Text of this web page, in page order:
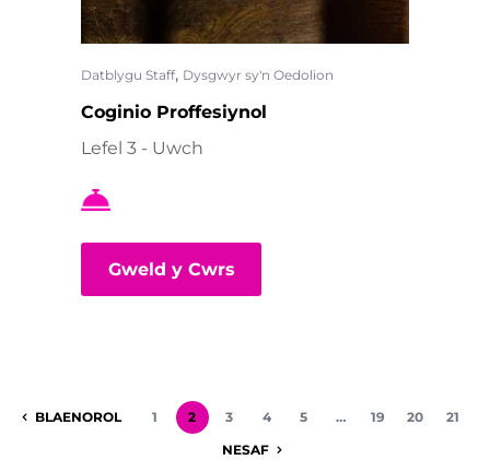
Datblygu Staff, Dysgwyr sy'n Oedolion
Coginio Proffesiynol
Lefel 3 - Uwch
Gweld y Cwrs
BLAENOROL 1 2 3 4 5 … 19 20
21
NESAF